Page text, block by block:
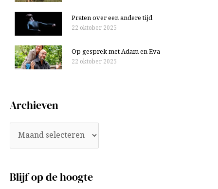
Praten over een andere tijd
22 oktober 2025
Op gesprek met Adam en Eva
22 oktober 2025
Archieven
Blijf op de hoogte